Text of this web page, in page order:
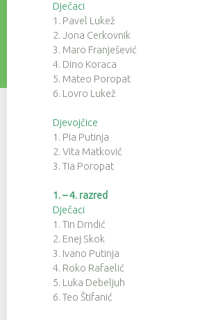
Dječaci
1. Pavel Lukež
2. Jona Cerkovnik
3. Maro Franješević
4. Dino Koraca
5. Mateo Poropat
6. Lovro Lukež
Djevojčice
1. Pia Putinja
2. Vita Matković
3. Tia Poropat
1. – 4. razred
Dječaci
1. Tin Drndić
2. Enej Skok
3. Ivano Putinja
4. Roko Rafaelić
5. Luka Debeljuh
6. Teo Štifanić